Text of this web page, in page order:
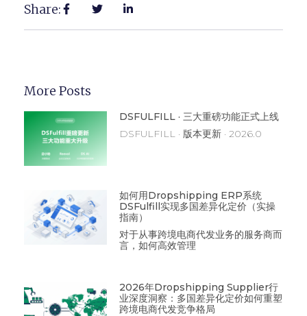
Share:
More Posts
DSFULFILL · 三大重磅功能正式上线
DSFULFILL · 版本更新 · 2026.0
如何用Dropshipping ERP系统
DSFulfill实现多国差异化定价（实操
指南）
对于从事跨境电商代发业务的服务商而
言，如何高效管理
2026年Dropshipping Supplier行
业深度洞察：多国差异化定价如何重塑
跨境电商代发竞争格局